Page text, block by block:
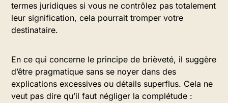
termes juridiques si vous ne contrôlez pas totalement
leur signification, cela pourrait tromper votre
destinataire.
En ce qui concerne le principe de brièveté, il suggère
d’être pragmatique sans se noyer dans des
explications excessives ou détails superflus. Cela ne
veut pas dire qu’il faut négliger la complétude :